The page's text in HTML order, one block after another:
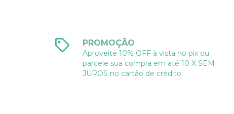
PROMOÇÃO
Aproveite 10% OFF à vista no pix ou
parcele sua compra em até 10 X SEM
JUROS no cartão de crédito.